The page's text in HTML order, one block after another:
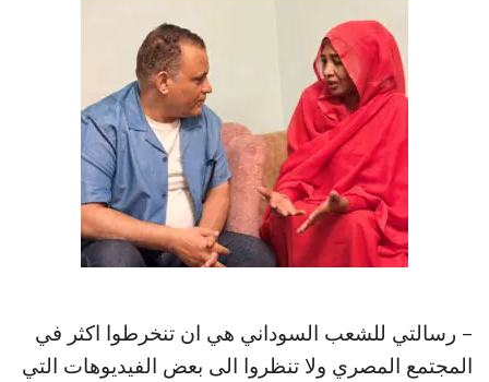
– رسالتي للشعب السوداني هي ان تنخرطوا اكثر في
المجتمع المصري ولا تنظروا الى بعض الفيديوهات التي